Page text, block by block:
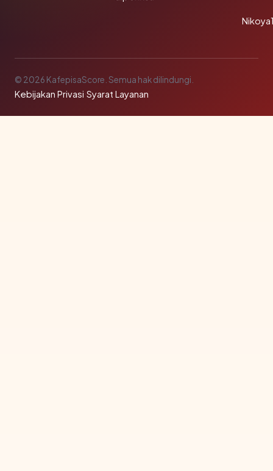
© 2026 KafepisaScore. Semua hak dilindungi.
Kebijakan Privasi·Syarat Layanan